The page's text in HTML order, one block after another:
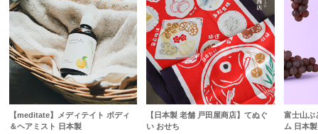
【meditate】メディテイト ボディ
＆ヘアミスト 日本製
【日本製 老舗 戸田屋商店】てぬぐ
い おせち
富士山ぶ
ム 日本製